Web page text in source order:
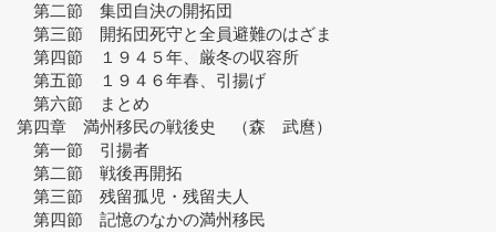
第二節　集団自決の開拓団
第三節　開拓団死守と全員避難のはざま
第四節　１９４５年、厳冬の収容所
第五節　１９４６年春、引揚げ
第六節　まとめ
第四章　満州移民の戦後史　（森　武麿）
第一節　引揚者
第二節　戦後再開拓
第三節　残留孤児・残留夫人
第四節　記憶のなかの満州移民